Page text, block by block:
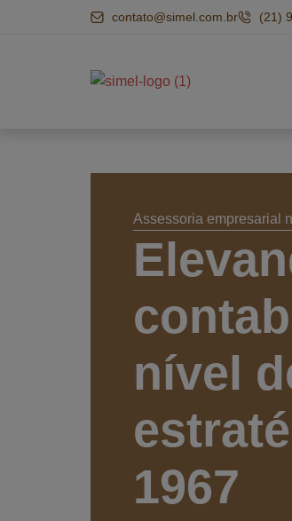
contato@simel.com.br (21)
Assessoria empresarial
nível
1967